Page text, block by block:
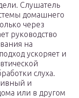
Слушатель
домашнего
через
руководство
на
ускоряет и
слуха.
и
или в другом